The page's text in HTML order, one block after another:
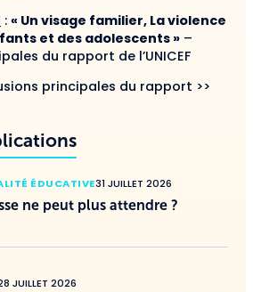
: « Un visage familier, La violence
et des adolescents » –
du rapport de l’UNICEF
principales du rapport >>
ÉDUCATIVE31 JUILLET 2026
ne peut plus attendre ?
JUILLET 2026